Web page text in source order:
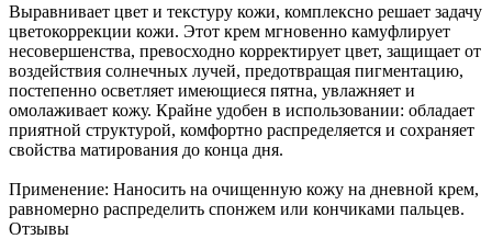
Выравнивает цвет и текстуру кожи, комплексно решает задачу
цветокоррекции кожи. Этот крем мгновенно камуфлирует
несовершенства, превосходно корректирует цвет, защищает от
воздействия солнечных лучей, предотвращая пигментацию,
постепенно осветляет имеющиеся пятна, увлажняет и
омолаживает кожу. Крайне удобен в использовании: обладает
приятной структурой, комфортно распределяется и сохраняет
свойства матирования до конца дня.
Применение: Наносить на очищенную кожу на дневной крем,
равномерно распределить спонжем или кончиками пальцев.
Отзывы